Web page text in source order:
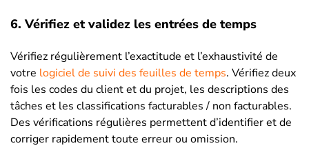
6. Vérifiez et validez les entrées de temps
Vérifiez régulièrement l’exactitude et l’exhaustivité de
votre logiciel de suivi des feuilles de temps. Vérifiez deux
fois les codes du client et du projet, les descriptions des
tâches et les classifications facturables / non facturables.
Des vérifications régulières permettent d’identifier et de
corriger rapidement toute erreur ou omission.